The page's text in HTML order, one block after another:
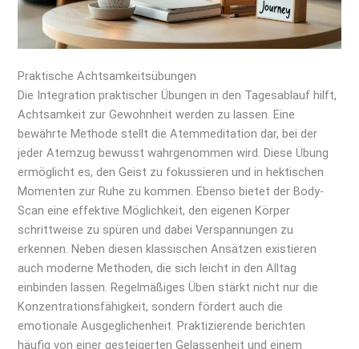
Praktische Achtsamkeitsübungen
Die Integration praktischer Übungen in den Tagesablauf hilft,
Achtsamkeit zur Gewohnheit werden zu lassen. Eine
bewährte Methode stellt die Atemmeditation dar, bei der
jeder Atemzug bewusst wahrgenommen wird. Diese Übung
ermöglicht es, den Geist zu fokussieren und in hektischen
Momenten zur Ruhe zu kommen. Ebenso bietet der Body-
Scan eine effektive Möglichkeit, den eigenen Körper
schrittweise zu spüren und dabei Verspannungen zu
erkennen. Neben diesen klassischen Ansätzen existieren
auch moderne Methoden, die sich leicht in den Alltag
einbinden lassen. Regelmäßiges Üben stärkt nicht nur die
Konzentrationsfähigkeit, sondern fördert auch die
emotionale Ausgeglichenheit. Praktizierende berichten
häufig von einer gesteigerten Gelassenheit und einem